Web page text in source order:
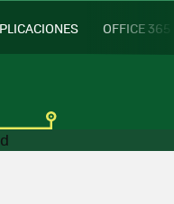
OFFICE 365